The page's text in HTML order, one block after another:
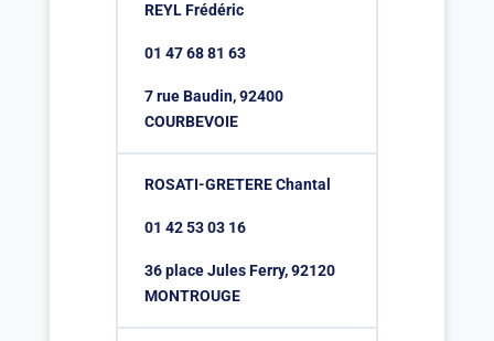
REYL Frédéric
01 47 68 81 63
7 rue Baudin, 92400
COURBEVOIE
ROSATI-GRETERE Chantal
01 42 53 03 16
36 place Jules Ferry, 92120
MONTROUGE